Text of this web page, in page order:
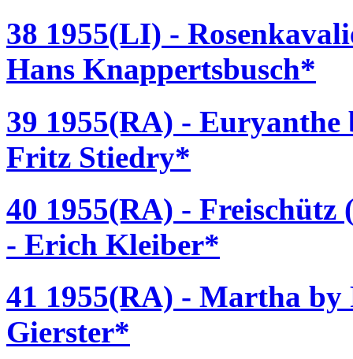
38 1955(LI) -
Hans Knappertsbusch*
39 1955(RA) -
Fritz Stiedry*
40 1955(RA) -
- Erich Kleiber*
41 1955(RA) - Martha
Gierster*